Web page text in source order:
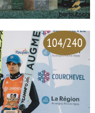
104/240